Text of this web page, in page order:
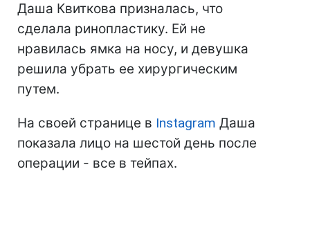
Даша Квиткова призналась, что
сделала ринопластику. Ей не
нравилась ямка на носу, и девушка
решила убрать ее хирургическим
путем.
На своей странице в Instagram Даша
показала лицо на шестой день после
операции - все в тейпах.